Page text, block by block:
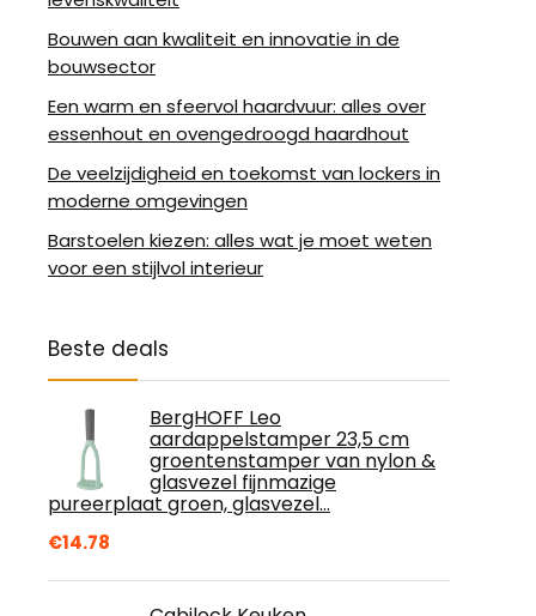
Bouwen aan kwaliteit en innovatie in de
bouwsector
Een warm en sfeervol haardvuur: alles over
essenhout en ovengedroogd haardhout
De veelzijdigheid en toekomst van lockers in
moderne omgevingen
Barstoelen kiezen: alles wat je moet weten
voor een stijlvol interieur
Beste deals
BergHOFF Leo
aardappelstamper 23,5 cm
groentenstamper van nylon &
glasvezel fijnmazige
pureerplaat groen, glasvezel…
€14.78